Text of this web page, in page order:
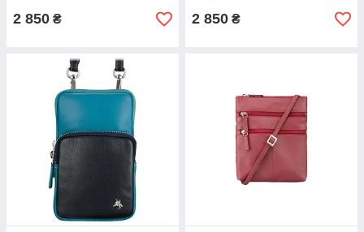
2 850 ₴ 2 850 ₴